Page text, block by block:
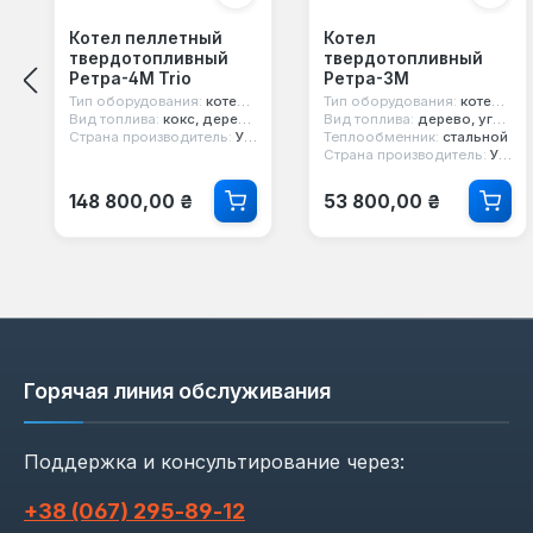
Котел пеллетный
твердотопливный
Ретра-4М Trio
Тип оборудования: котел пеллетный
Вид топлива: кокс, дерево, уголь, пеллеты, брикеты, стружка, опилки
Страна производитель: Украина
Обычная цена:
148 800,00 ₴
Котел
твердотопливный
Ретра-3М
Тип оборудования: котел твердотопливный
Вид топлива: дерево, уголь
Теплообменник: стальной
Страна производитель: Украина
Обычная цена:
53 800,00 ₴
Горячая линия обслуживания
Поддержка и консультирование через:
+38 (067) 295‑89‑12